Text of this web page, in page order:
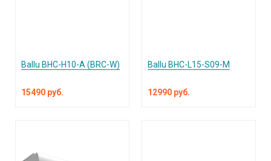
Ballu BHC-H10-A (BRC-W)
15490 руб.
Ballu BHC-L15-S09-М
12990 руб.